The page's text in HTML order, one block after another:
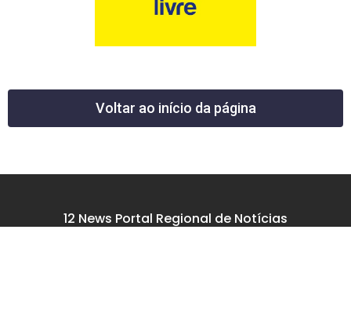
Voltar ao início da página
12 News Portal Regional de Notícias